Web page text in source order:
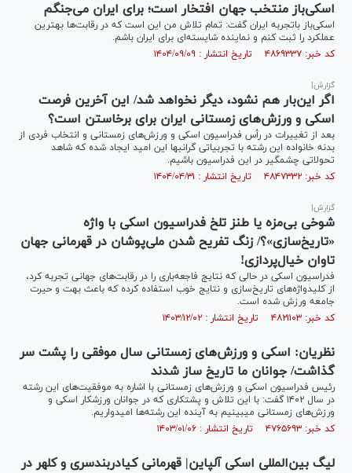
اسکی‌باز منتخب جهان افتخار است؛ برای ایران می‌جنگم
اسکی‌باز باتجربه ایران گفت: تمام تلاش من این است که در رقابت‌ها بهترین
عملکرد را ثبت کنم و نماینده شایسته‌ای برای ایران باشم.
کد خبر: ۴۸۶۹۳۳۷ تاریخ انتشار : ۱۴۰۴/۰۹/۰۹
گزارش|
اگر این‌بار هم نشود، دیگر نخواهد شد/ این آخرین فرصت
اسکی و ورزش‌های زمستانی ایران برای برخاستن است؟
بعد از تغییرات در رأس فدراسیون اسکی و ورزش‌های زمستانی و انتخاب فردی از
بدنه خانواده این رشته با تجربیاتی گرانبها این امید ایجاد شده که شاهد
تحولاتی چشمگیر در این فدراسیون باشیم.
کد خبر: ۴۸۴۷۳۳۲ تاریخ انتشار : ۱۴۰۴/۰۴/۳۱
گزارش|
شوخی بی‌مزه یا طنز تلخ فدراسیون اسکی با واژه
«تاریخ‌سازی»؟/ زنگ تفریح شدن ملی‌پوشان در قهرمانی جهان
تاوان خیال‌پردازی!
فدراسیون اسکی در حالی که نتایج فاجعه‌باری را در رقابت‌های جهانی تجربه کرد،
از کلیدواژه‌های تاریخ‌سازی و نتایج خوب استفاده کرده که باعث بهت و حیرت
جامعه ورزش شده است.
کد خبر: ۴۸۲۱۱۰۳ تاریخ انتشار : ۱۴۰۳/۱۲/۰۲
نظریان: اسکی و ورزش‌های زمستانی سال موفقی را پشت سر
گذاشت/ جوانان ما تاریخ ساز شدند
رئیس فدراسیون اسکی و ورزش‌های زمستانی با اشاره به موفقیت‌های این رشته
در سال ۱۴۰۲ گفت: با این تلاش و پشتکاری که در جوانان ورزشکار اسکی و
ورزش‌های زمستانی میبینیم به آینده این رشته‌ها امیدواریم.
کد خبر: ۴۷۶۵۶۹۳ تاریخ انتشار : ۱۴۰۳/۰۱/۰۶
لیگ بین‌المللی اسکی آلپاین| قهرمانی کیادربندسری و کلهر در